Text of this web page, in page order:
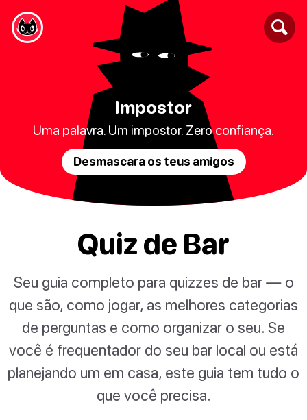
Impostor
Uma palavra. Um impostor. Zero confiança.
Desmascara os teus amigos
Quiz de Bar
Seu guia completo para quizzes de bar — o
que são, como jogar, as melhores categorias
de perguntas e como organizar o seu. Se
você é frequentador do seu bar local ou está
planejando um em casa, este guia tem tudo o
que você precisa.